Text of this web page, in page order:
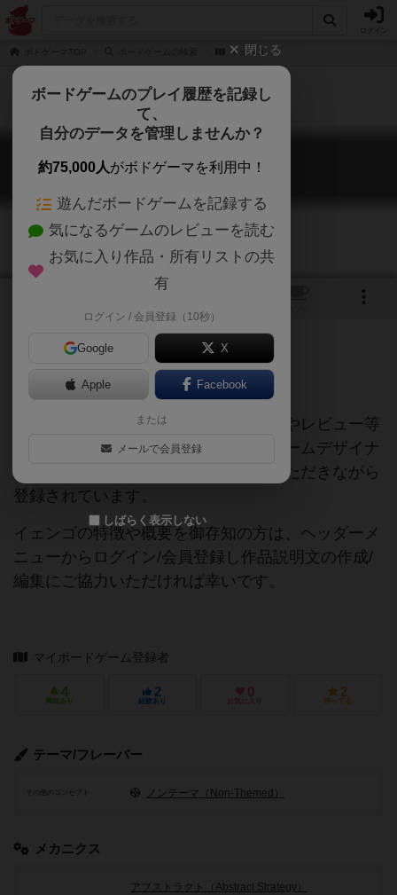
イェンゴ
イェンゴ
Yengo
ご協力ください
当サイトに掲載されている作品説明文やレビュー等
の情報は、ボドゲーマ運営事務局・ゲームデザイナ
ーご本人様・有志の皆様にご協力をいただきながら
登録されています。
イェンゴの特徴や概要を御存知の方は、ヘッダーメ
ニューからログイン/会員登録し作品説明文の作成/
編集にご協力いただければ幸いです。
マイボードゲーム登録者
4
興味あり
2
経験あり
0
お気に入り
2
持ってる
テーマ/フレーバー
その他のコンセプト ノンテーマ（Non-Themed）
メカニクス
アブストラクト（Abstract Strategy）
閉じる
ボードゲームのプレイ履歴を記録し
て、
自分のデータを管理しませんか？
約75,000人がボドゲーマを利用中！
遊んだボードゲームを記録する
気になるゲームのレビューを読む
お気に入り作品・所有リストの共
有
ログイン / 会員登録（10秒）
Google X
Apple Facebook
または
メールで会員登録
しばらく表示しない